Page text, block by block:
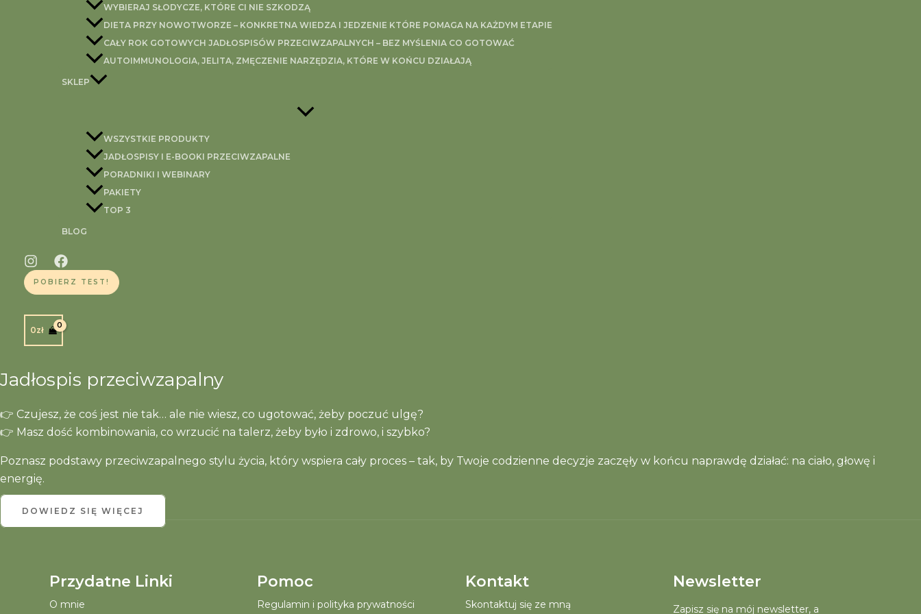
WYBIERAJ SŁODYCZE, KTÓRE CI NIE SZKODZĄ
DIETA PRZY NOWOTWORZE – KONKRETNA WIEDZA I JEDZENIE KTÓRE POMAGA NA KAŻDYM ETAPIE
CAŁY ROK GOTOWYCH JADŁOSPISÓW PRZECIWZAPALNYCH – BEZ MYŚLENIA CO GOTOWAĆ
AUTOIMMUNOLOGIA, JELITA, ZMĘCZENIE NARZĘDZIA, KTÓRE W KOŃCU DZIAŁAJĄ
SKLEP
WSZYSTKIE PRODUKTY
JADŁOSPISY I E-BOOKI PRZECIWZAPALNE
PORADNIKI I WEBINARY
PAKIETY
TOP 3
BLOG
POBIERZ TEST!
0zł
Podczas trwania wyzwania skupię się na omówieniu każdego z analizowanych aspektów zdrowego stylu życia i podzielę się wskazówkami ułatwiającymi wdrażaniem je w
Dodatkowo przygotowałam szablon z listą punktów oceniających Twoje samopoczucie, aby po wprowadzeniu moich zasad móc z dłuższej perspektywy zweryfikować
Dla ułatwienia wszystkie informacje zebrałam w zapisanej relacji.
To co przyłączasz się do wyzwania?
Konsultacje dietetyczne on-line
Potrzebujesz wsparcia 1:1, dogłębnej analizy badań i konkretnych wskazówek? Pomogę Ci połączyć objawy, emocje i wyniki – tak, by odkryć przyczynę złego
samopoczucia.
DOWIEDZ SIĘ WIĘCEJ
Jadłospis przeciwzapalny
👉 Czujesz, że coś jest nie tak… ale nie wiesz, co ugotować, żeby poczuć ulgę?
👉 Masz dość kombinowania, co wrzucić na talerz, żeby było i zdrowo, i szybko?
Poznasz podstawy przeciwzapalnego stylu życia, który wspiera cały proces – tak, by Twoje codzienne decyzje zaczęły w końcu naprawdę działać: na ciało, głowę i
energię.
DOWIEDZ SIĘ WIĘCEJ
Przydatne Linki
O mnie
Pomoc
Regulamin i polityka prywatności
Kontakt
Skontaktuj się ze mną
Newsletter
Zapisz się na mój newsletter, a